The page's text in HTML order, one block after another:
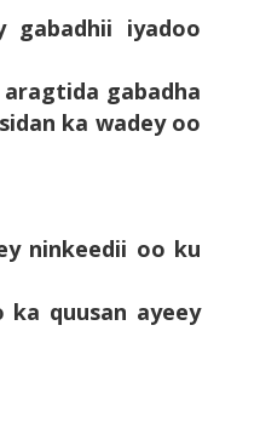
iyadoo
gabadha
ka wadey oo
ninkeedii oo ku
quusan ayeey